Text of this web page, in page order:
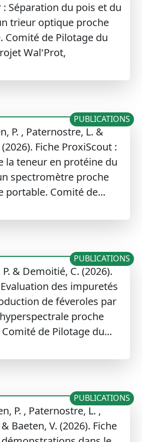
: Séparation du pois et du
trieur optique proche
Comité de Pilotage du
Wal'Prot,
P. , Paternostre, L. &
Fiche ProxiScout :
la teneur en protéine du
spectromètre proche
portable. Comité de...
PUBLICATIONS
& Demoitié, C. (2026).
Evaluation des impuretés
de féveroles par
proche
de Pilotage du...
PUBLICATIONS
P. , Paternostre, L. ,
Baeten, V. (2026). Fiche
PUBLICATIONS